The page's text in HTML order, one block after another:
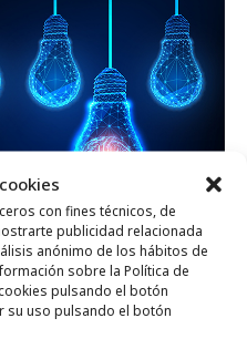
con fines técnicos, de
publicidad relacionada
anónimo de los hábitos de
sobre la Política de
pulsando el botón
su uso pulsando el botón
creativo: IA +